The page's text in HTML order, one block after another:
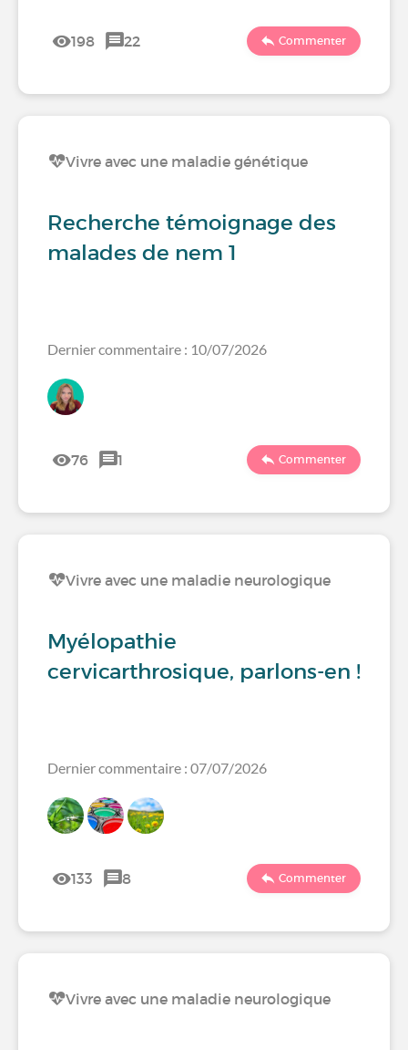
198 22 Commenter
Vivre avec une maladie génétique
Recherche témoignage des
malades de nem 1
Dernier commentaire : 10/07/2026
76 1 Commenter
Vivre avec une maladie neurologique
Myélopathie
cervicarthrosique, parlons-en !
Dernier commentaire : 07/07/2026
133 8 Commenter
Vivre avec une maladie neurologique